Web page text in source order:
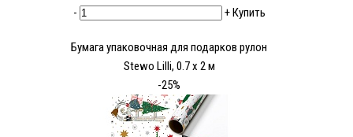
-
+Купить
Бумага упаковочная для подарков рулон
Stewo Lilli, 0.7 x 2 м
-25%